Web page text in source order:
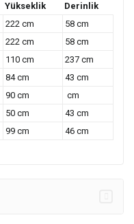
Yükseklik
Derinlik
222 cm
58 cm
222 cm
58 cm
110 cm
237 cm
84 cm
43 cm
90 cm
cm
50 cm
43 cm
99 cm 46 cm